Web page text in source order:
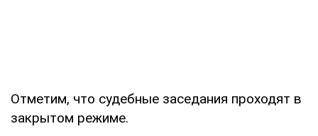
Отметим, что судебные заседания проходят в
закрытом режиме.